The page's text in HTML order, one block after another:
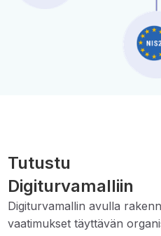
Tutustu
Digiturvamalliin
Digiturvamallin avulla
vaatimukset täyttävän